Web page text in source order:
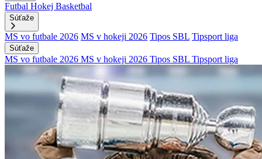
Futbal Hokej Basketbal
Súťaže
MS vo futbale 2026 MS v hokeji 2026 Tipos SBL Tipsport liga
Súťaže
MS vo futbale 2026 MS v hokeji 2026 Tipos SBL Tipsport liga